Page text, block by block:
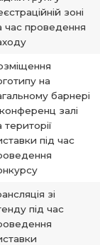
зоні
час проведення
на
барнері
залі
території
під час
зі
під час